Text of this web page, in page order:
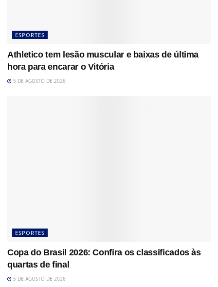
ESPORTES
Athletico tem lesão muscular e baixas de última
hora para encarar o Vitória
5 DE AGOSTO DE 2026
ESPORTES
Copa do Brasil 2026: Confira os classificados às
quartas de final
5 DE AGOSTO DE 2026